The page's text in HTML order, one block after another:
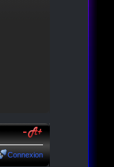
Connexion